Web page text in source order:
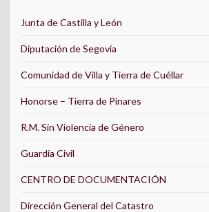
Junta de Castilla y León
Diputación de Segovia
Comunidad de Villa y Tierra de Cuéllar
Honorse – Tierra de Pinares
R.M. Sin Violencia de Género
Guardia Civil
CENTRO DE DOCUMENTACIÓN
Dirección General del Catastro